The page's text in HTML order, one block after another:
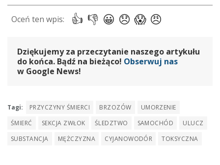
Dziękujemy za przeczytanie naszego artykułu
do końca. Bądź na bieżąco! Obserwuj nas
w Google News!
Tagi: PRZYCZYNY ŚMIERCI BRZOZÓW
UMORZENIE
ŚMIERĆ
SEKCJA ZWŁOK ŚLEDZTWO SAMOCHÓD
ULUCZ
SUBSTANCJA
MĘŻCZYZNA CYJANOWODÓR TOKSYCZNA